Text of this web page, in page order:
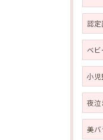
認定
ベ
小
夜泣
美バ